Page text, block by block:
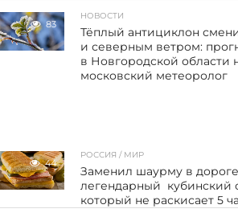
83
НОВОСТИ
Тёплый антициклон
и северным ветром:
в Новгородской области
московский метеоролог
44
РОССИЯ / МИР
Заменил шаурму в
легендарный кубинский
который не раскисает 5